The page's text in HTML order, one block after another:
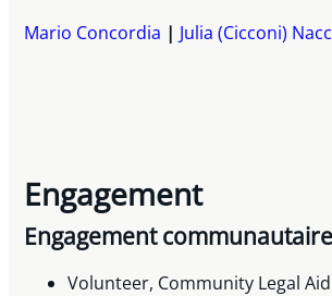
Mario Concordia Julia (Cicconi)
Engagement
Engagement communautaire
Volunteer, Community Legal Aid